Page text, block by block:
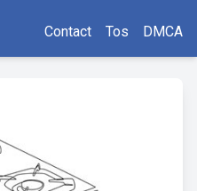
Contact Tos DMCA